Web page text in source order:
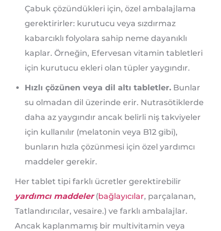
Çabuk çözündükleri için, özel ambalajlama
gerektirirler: kurutucu veya sızdırmaz
kabarcıklı folyolara sahip neme dayanıklı
kaplar. Örneğin, Efervesan vitamin tabletleri
için kurutucu ekleri olan tüpler yaygındır.
Hızlı çözünen veya dil altı tabletler. Bunlar
su olmadan dil üzerinde erir. Nutrasötiklerde
daha az yaygındır ancak belirli niş takviyeler
için kullanılır (melatonin veya B12 gibi),
bunların hızla çözünmesi için özel yardımcı
maddeler gerekir.
Her tablet tipi farklı ücretler gerektirebilir
yardımcı maddeler(bağlayıcılar, parçalanan,
Tatlandırıcılar, vesaire.) ve farklı ambalajlar.
Ancak kaplanmamış bir multivitamin veya